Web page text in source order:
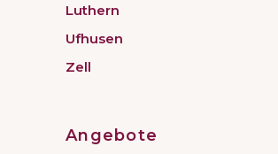
Luthern
Ufhusen
Zell
Angebote